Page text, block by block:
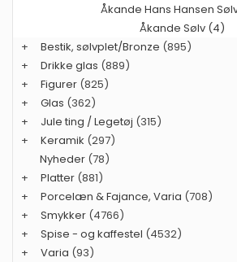
Åkande Hans Hansen
Åkande Sølv (4)
+
Bestik, sølvplet/Bronze (895)
+
Drikke glas (889)
+
Figurer (825)
+
Glas (362)
+
Jule ting / Legetøj (315)
+
Keramik (297)
Nyheder (78)
+
Platter (881)
+
Porcelæn & Fajance, Varia (708)
+
Smykker (4766)
+
Spise - og kaffestel (4532)
+
Varia (93)